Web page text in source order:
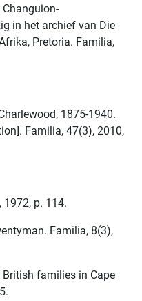
Changuion-
in het archief van Die
Pretoria. Familia,
1875-1940.
Familia, 47(3), 2010,
1972, p. 114.
Familia, 8(3),
British families in Cape